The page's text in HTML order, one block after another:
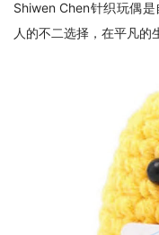
Shiwen Chen针织玩偶
人的不二选择，在平凡的